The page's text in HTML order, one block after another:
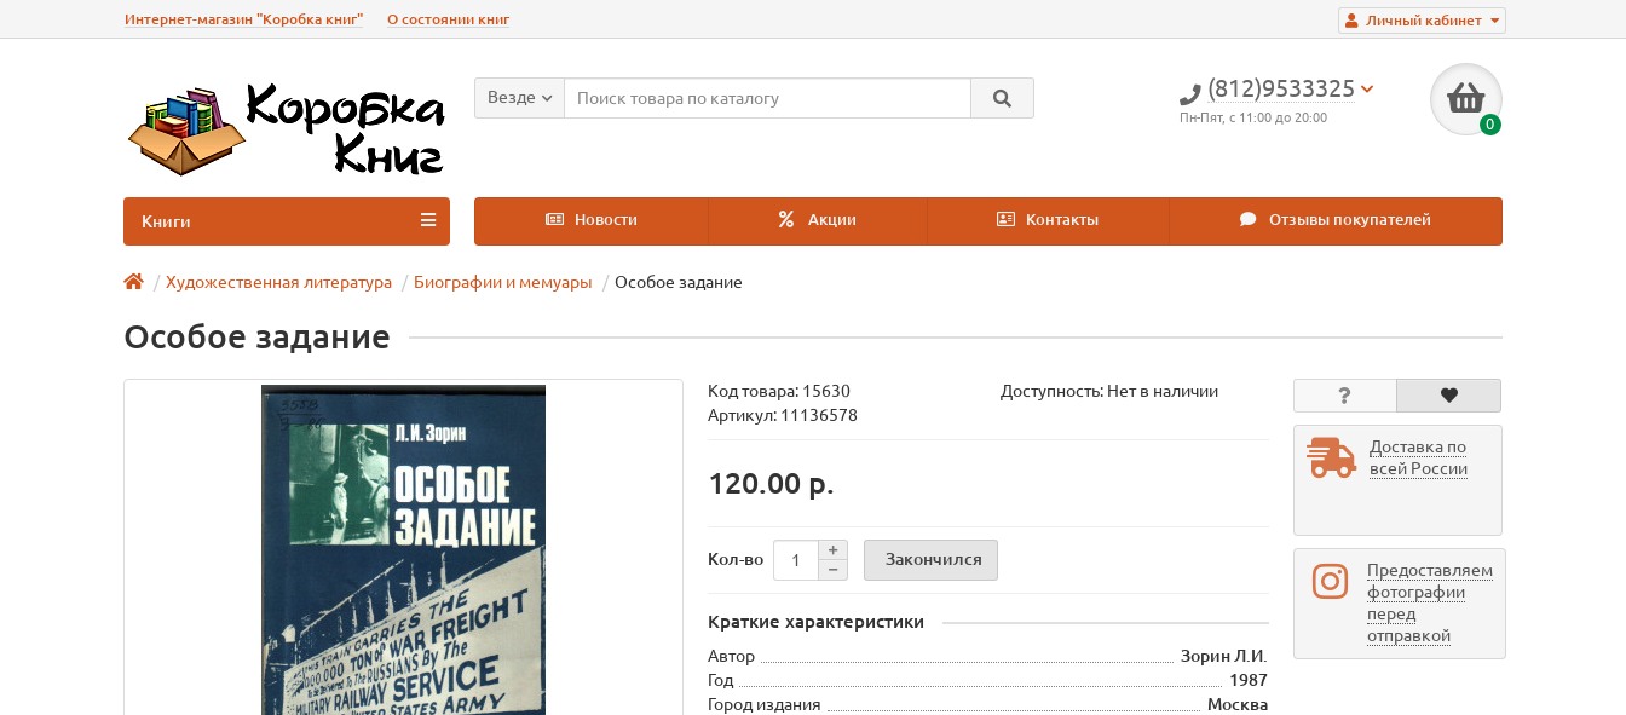
Личный кабинет
Интернет-магазин "Коробка книг" О состоянии книг
(812)9533325
Пн-Пят, с 11:00 до 20:00 0
Везде
Новости Акции Контакты Отзывы покупателей
Книги
Художественная литература Биографии и мемуары Особое задание
Особое задание
Код товара: 15630
Доступность: Нет в наличии
Артикул: 11136578
120.00 р.
Кол-во Закончился
Краткие характеристики
Автор
Зорин Л.И.
Год
1987
Город издания
Москва
Доставка по
всей России
Предоставляем
фотографии
перед
отправкой